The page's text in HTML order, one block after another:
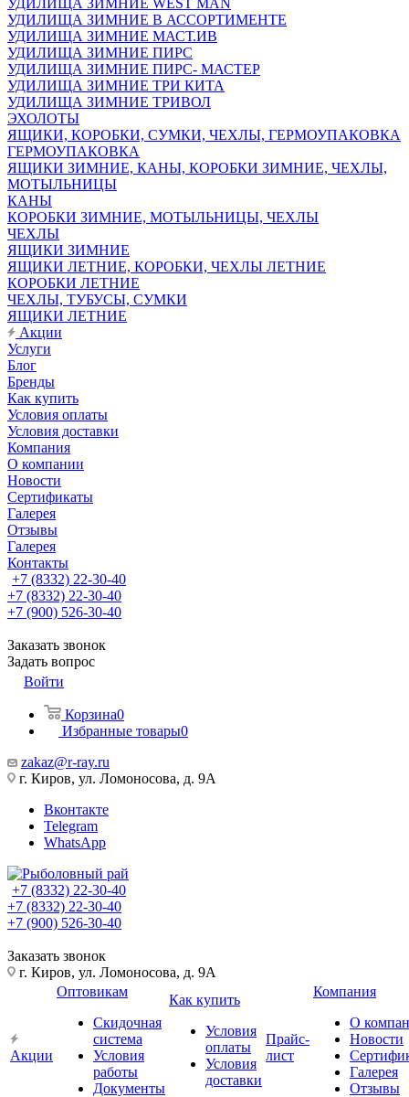
УДИЛИЩА ЗИМНИЕ WEST MAN
УДИЛИЩА ЗИМНИЕ В АССОРТИМЕНТЕ
УДИЛИЩА ЗИМНИЕ МАСТ.ИВ
УДИЛИЩА ЗИМНИЕ ПИРС
УДИЛИЩА ЗИМНИЕ ПИРС- МАСТЕР
УДИЛИЩА ЗИМНИЕ ТРИ КИТА
УДИЛИЩА ЗИМНИЕ ТРИВОЛ
ЭХОЛОТЫ
ЯЩИКИ, КОРОБКИ, СУМКИ, ЧЕХЛЫ, ГЕРМОУПАКОВКА
ГЕРМОУПАКОВКА
ЯЩИКИ ЗИМНИЕ, КАНЫ, КОРОБКИ ЗИМНИЕ, ЧЕХЛЫ,
МОТЫЛЬНИЦЫ
КАНЫ
КОРОБКИ ЗИМНИЕ, МОТЫЛЬНИЦЫ, ЧЕХЛЫ
ЧЕХЛЫ
ЯЩИКИ ЗИМНИЕ
ЯЩИКИ ЛЕТНИЕ, КОРОБКИ, ЧЕХЛЫ ЛЕТНИЕ
КОРОБКИ ЛЕТНИЕ
ЧЕХЛЫ, ТУБУСЫ, СУМКИ
ЯЩИКИ ЛЕТНИЕ
Акции
Услуги
Блог
Бренды
Как купить
Условия оплаты
Условия доставки
Компания
О компании
Новости
Сертификаты
Галерея
Отзывы
Галерея
Контакты
+7 (8332) 22-30-40
+7 (8332) 22-30-40
+7 (900) 526-30-40
Заказать звонок
Задать вопрос
Войти
Корзина0
Избранные товары0
zakaz@r-ray.ru
г. Киров, ул. Ломоносова, д. 9А
Вконтакте
Telegram
WhatsApp
+7 (8332) 22-30-40
+7 (8332) 22-30-40
+7 (900) 526-30-40
Заказать звонок
г. Киров, ул. Ломоносова, д. 9А
Акции
Оптовикам
Скидочная
система
Условия
работы
Документы
Как купить
Условия
оплаты
Условия
доставки
Прайс-
лист
Компания
О
Новости
Галерея
Отзывы